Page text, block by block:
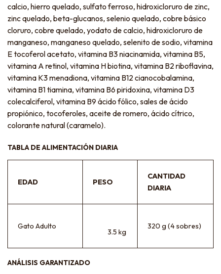
calcio, hierro quelado, sulfato ferroso, hidroxicloruro de zinc,
zinc quelado, beta-glucanos, selenio quelado, cobre básico
cloruro, cobre quelado, yodato de calcio, hidroxicloruro de
manganeso, manganeso quelado, selenito de sodio, vitamina
E tocoferol acetato, vitamina B3 niacinamida, vitamina B5,
vitamina A retinol, vitamina H biotina, vitamina B2 riboflavina,
vitamina K3 menadiona, vitamina B12 cianocobalamina,
vitamina B1 tiamina, vitamina B6 piridoxina, vitamina D3
colecalciferol, vitamina B9 ácido fólico, sales de ácido
propiónico, tocoferoles, aceite de romero, ácido cítrico,
colorante natural (caramelo).
TABLA DE ALIMENTACIÓN DIARIA
EDAD PESO
CANTIDAD
DIARIA
Gato Adulto
3.5 kg
320 g (4 sobres)
ANÁLISIS GARANTIZADO